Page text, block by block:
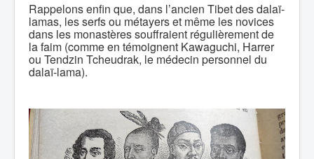
Rappelons enfin que, dans l’ancien Tibet des dalaï-
lamas, les serfs ou métayers et même les novices
dans les monastères souffraient régulièrement de
la faim (comme en témoignent Kawaguchi, Harrer
ou Tendzin Tcheudrak, le médecin personnel du
dalaï-lama).